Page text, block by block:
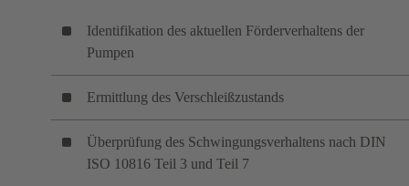
Identifikation des aktuellen Förderverhaltens der
Pumpen
Ermittlung des Verschleißzustands
Überprüfung des Schwingungsverhaltens nach DIN
ISO 10816 Teil 3 und Teil 7